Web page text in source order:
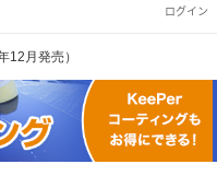
ログイン
12月発売）